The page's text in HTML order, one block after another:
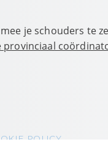
je schouders te
provinciaal
POLICY